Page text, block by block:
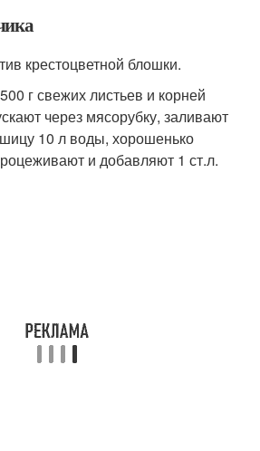
крестоцветной блошки.
г свежих листьев и корней
через мясорубку, заливают
10 л воды, хорошенько
и добавляют 1 ст.л.